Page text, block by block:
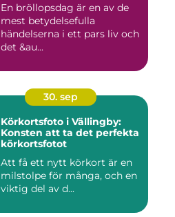
En bröllopsdag är en av de
mest betydelsefulla
händelserna i ett pars liv och
det &au...
30. sep
Körkortsfoto i Vällingby:
Konsten att ta det perfekta
körkortsfotot
Att få ett nytt körkort är en
milstolpe för många, och en
viktig del av d...